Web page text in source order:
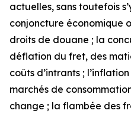
actuelles, sans toutefois
conjoncture économique
droits de douane ; la
déflation du fret, des
coûts d’intrants ;
marchés de
change ; la flambée des